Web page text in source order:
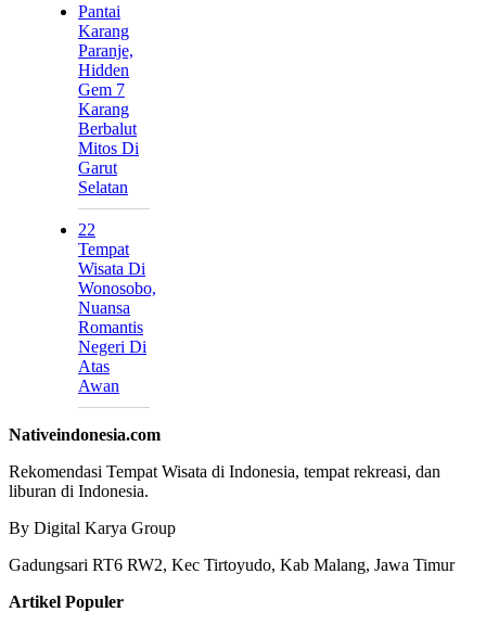
Pantai
Karang
Paranje,
Hidden
Gem 7
Karang
Berbalut
Mitos Di
Garut
Selatan
22
Tempat
Wisata Di
Wonosobo,
Nuansa
Romantis
Negeri Di
Atas
Awan
Nativeindonesia.com
Rekomendasi Tempat Wisata di Indonesia, tempat rekreasi, dan
liburan di Indonesia.
By Digital Karya Group
Gadungsari RT6 RW2, Kec Tirtoyudo, Kab Malang, Jawa Timur
Artikel Populer